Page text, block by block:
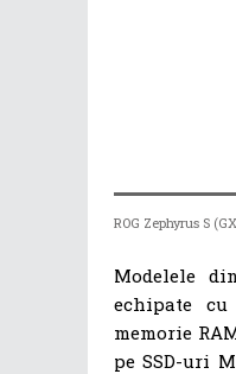
ROG Zephyrus S
Modelele
echipate
memorie
pe SSD-uri